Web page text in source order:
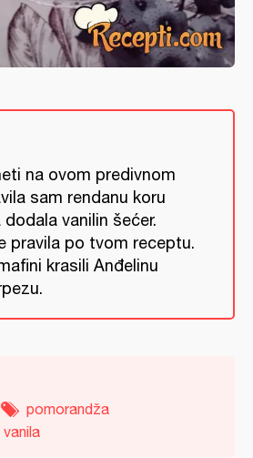
na ovom predivnom
sam rendanu koru
vanilin šećer.
pravila po tvom receptu.
krasili Anđelinu
pomorandža
vanila